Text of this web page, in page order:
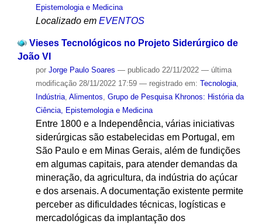
Epistemologia e Medicina
Localizado em EVENTOS
Vieses Tecnológicos no Projeto Siderúrgico de
João VI
por Jorge Paulo Soares — publicado22/11/2022 — última
modificação28/11/2022 17:59 — registrado em: Tecnologia,
Indústria, Alimentos, Grupo de Pesquisa Khronos: História da
Ciência, Epistemologia e Medicina
Entre 1800 e a Independência, várias iniciativas
siderúrgicas são estabelecidas em Portugal, em
São Paulo e em Minas Gerais, além de fundições
em algumas capitais, para atender demandas da
mineração, da agricultura, da indústria do açúcar
e dos arsenais. A documentação existente permite
perceber as dificuldades técnicas, logísticas e
mercadológicas da implantação dos